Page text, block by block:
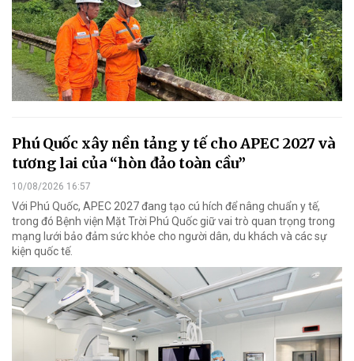
Phú Quốc xây nền tảng y tế cho APEC 2027 và
tương lai của “hòn đảo toàn cầu”
10/08/2026 16:57
Với Phú Quốc, APEC 2027 đang tạo cú hích để nâng chuẩn y tế,
trong đó Bệnh viện Mặt Trời Phú Quốc giữ vai trò quan trọng trong
mạng lưới bảo đảm sức khỏe cho người dân, du khách và các sự
kiện quốc tế.